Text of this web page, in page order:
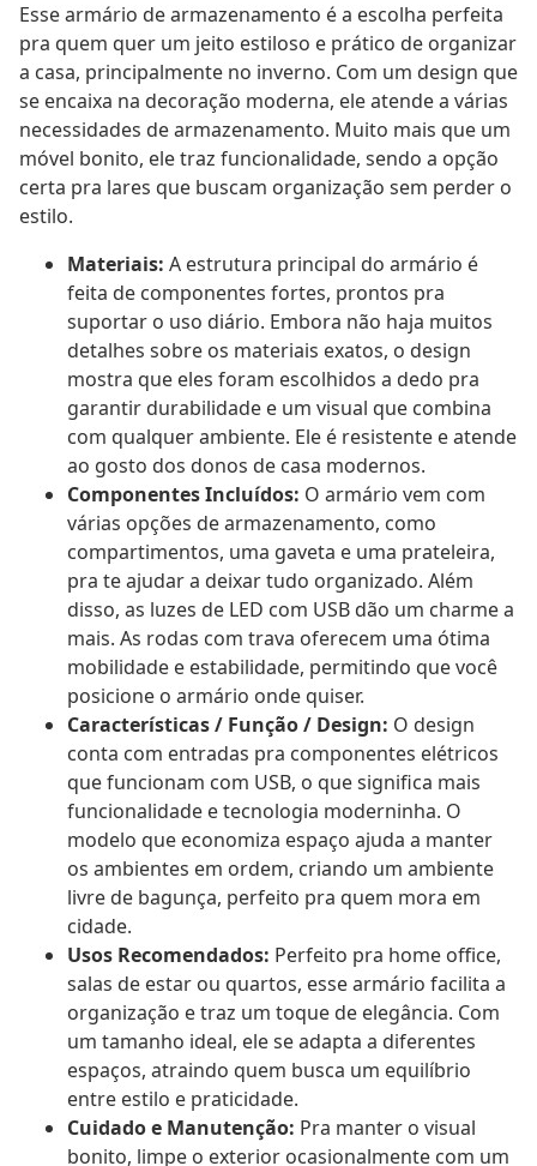
Esse armário de armazenamento é a escolha perfeita
pra quem quer um jeito estiloso e prático de organizar
a casa, principalmente no inverno. Com um design que
se encaixa na decoração moderna, ele atende a várias
necessidades de armazenamento. Muito mais que um
móvel bonito, ele traz funcionalidade, sendo a opção
certa pra lares que buscam organização sem perder o
estilo.
Materiais: A estrutura principal do armário é
feita de componentes fortes, prontos pra
suportar o uso diário. Embora não haja muitos
detalhes sobre os materiais exatos, o design
mostra que eles foram escolhidos a dedo pra
garantir durabilidade e um visual que combina
com qualquer ambiente. Ele é resistente e atende
ao gosto dos donos de casa modernos.
Componentes Incluídos: O armário vem com
várias opções de armazenamento, como
compartimentos, uma gaveta e uma prateleira,
pra te ajudar a deixar tudo organizado. Além
disso, as luzes de LED com USB dão um charme a
mais. As rodas com trava oferecem uma ótima
mobilidade e estabilidade, permitindo que você
posicione o armário onde quiser.
Características / Função / Design: O design
conta com entradas pra componentes elétricos
que funcionam com USB, o que significa mais
funcionalidade e tecnologia moderninha. O
modelo que economiza espaço ajuda a manter
os ambientes em ordem, criando um ambiente
livre de bagunça, perfeito pra quem mora em
cidade.
Usos Recomendados: Perfeito pra home office,
salas de estar ou quartos, esse armário facilita a
organização e traz um toque de elegância. Com
um tamanho ideal, ele se adapta a diferentes
espaços, atraindo quem busca um equilíbrio
entre estilo e praticidade.
Cuidado e Manutenção: Pra manter o visual
bonito, limpe o exterior ocasionalmente com um